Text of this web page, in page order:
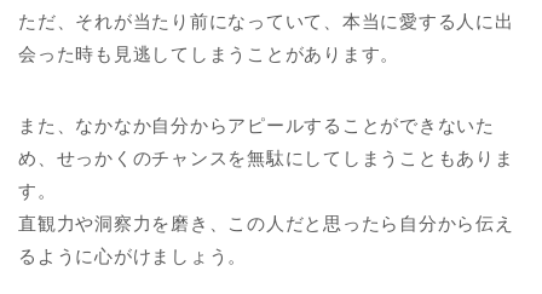
ただ、それが当たり前になっていて、本当に愛する人に出
会った時も見逃してしまうことがあります。
また、なかなか自分からアピールすることができないた
め、せっかくのチャンスを無駄にしてしまうこともありま
す。
直観力や洞察力を磨き、この人だと思ったら自分から伝え
るように心がけましょう。